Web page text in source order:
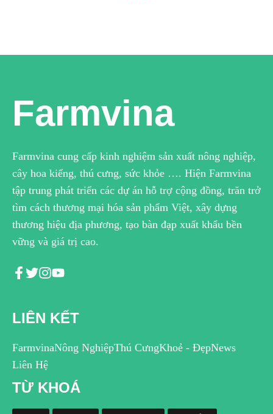
Farmvina
Farmvina cung cấp kinh nghiệm sản xuất nông nghiệp,
cây hoa kiểng, thú cưng, sức khỏe …. Hiện Farmvina
tập trung phát triển các dự án hỗ trợ cộng đồng, trăn trở
tìm cách thương mại hóa sản phẩm Việt, xây dựng
thương hiệu địa phương, tạo bàn đạp xuất khẩu bền
vững và giá trị cao.
LIÊN KẾT
FarmvinaNông NghiệpThú CưngKhoẻ - ĐẹpNews
Liên Hệ
TỪ KHOÁ